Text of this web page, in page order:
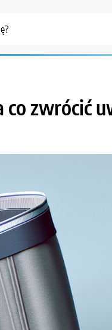
co zwrócić